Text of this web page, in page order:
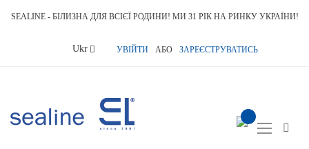
SEALINE - БІЛИЗНА ДЛЯ ВСІЄЇ РОДИНИ! МИ 31 РІК НА РИНКУ УКРАЇНИ!
Language
Ukr УВІЙТИ АБО ЗАРЕЄСТРУВАТИСЬ
Nav
item(s) -